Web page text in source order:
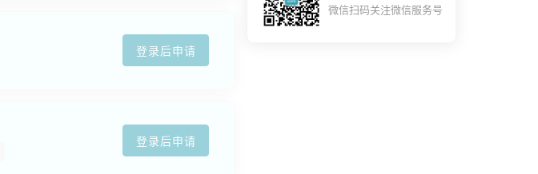
登录后申请
登录后申请
微信扫码关注微信服务号